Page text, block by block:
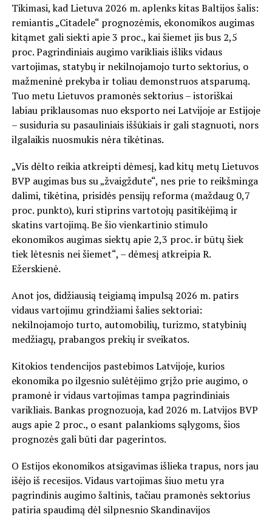
Tikimasi, kad Lietuva 2026 m. aplenks kitas Baltijos šalis:
remiantis „Citadele“ prognozėmis, ekonomikos augimas
kitąmet gali siekti apie 3 proc., kai šiemet jis bus 2,5
proc. Pagrindiniais augimo varikliais išliks vidaus
vartojimas, statybų ir nekilnojamojo turto sektorius, o
mažmeninė prekyba ir toliau demonstruos atsparumą.
Tuo metu Lietuvos pramonės sektorius – istoriškai
labiau priklausomas nuo eksporto nei Latvijoje ar Estijoje
– susiduria su pasauliniais iššūkiais ir gali stagnuoti, nors
ilgalaikis nuosmukis nėra tikėtinas.
„Vis dėlto reikia atkreipti dėmesį, kad kitų metų Lietuvos
BVP augimas bus su „žvaigždute“, nes prie to reikšminga
dalimi, tikėtina, prisidės pensijų reforma (maždaug 0,7
proc. punkto), kuri stiprins vartotojų pasitikėjimą ir
skatins vartojimą. Be šio vienkartinio stimulo
ekonomikos augimas siektų apie 2,3 proc. ir būtų šiek
tiek lėtesnis nei šiemet“, – dėmesį atkreipia R.
Ežerskienė.
Anot jos, didžiausią teigiamą impulsą 2026 m. patirs
vidaus vartojimu grindžiami šalies sektoriai:
nekilnojamojo turto, automobilių, turizmo, statybinių
medžiagų, prabangos prekių ir sveikatos.
Kitokios tendencijos pastebimos Latvijoje, kurios
ekonomika po ilgesnio sulėtėjimo grįžo prie augimo, o
pramonė ir vidaus vartojimas tampa pagrindiniais
varikliais. Bankas prognozuoja, kad 2026 m. Latvijos BVP
augs apie 2 proc., o esant palankioms sąlygoms, šios
prognozės gali būti dar pagerintos.
O Estijos ekonomikos atsigavimas išlieka trapus, nors jau
išėjo iš recesijos. Vidaus vartojimas šiuo metu yra
pagrindinis augimo šaltinis, tačiau pramonės sektorius
patiria spaudimą dėl silpnesnio Skandinavijos